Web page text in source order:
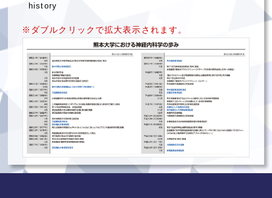
history
※ダブルクリックで拡大表示されます。